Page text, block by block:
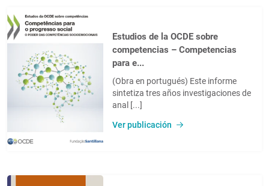
Estudios de la OCDE sobre
competencias – Competencias
para e...
(Obra en portugués) Este informe
sintetiza tres años investigaciones de
anal [...]
Ver publicación